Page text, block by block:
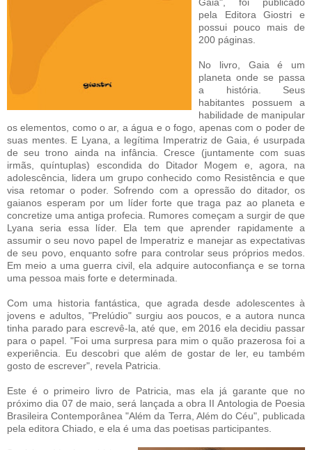
pela Editora Giostri e
possui pouco mais de
200 páginas.
No livro, Gaia é um
planeta onde se passa
a história. Seus
habitantes possuem a
habilidade de manipular
os elementos, como o ar, a água e o fogo, apenas com o poder de
suas mentes. E Lyana, a legítima Imperatriz de Gaia, é usurpada
de seu trono ainda na infância. Cresce (juntamente com suas
irmãs, quíntuplas) escondida do Ditador Mogem e, agora, na
adolescência, lidera um grupo conhecido como Resistência e que
visa retomar o poder. Sofrendo com a opressão do ditador, os
gaianos esperam por um líder forte que traga paz ao planeta e
concretize uma antiga profecia. Rumores começam a surgir de que
Lyana seria essa líder. Ela tem que aprender rapidamente a
assumir o seu novo papel de Imperatriz e manejar as expectativas
de seu povo, enquanto sofre para controlar seus próprios medos.
Em meio a uma guerra civil, ela adquire autoconfiança e se torna
uma pessoa mais forte e determinada.
Com uma historia fantástica, que agrada desde adolescentes à
jovens e adultos, "Prelúdio" surgiu aos poucos, e a autora nunca
tinha parado para escrevê-la, até que, em 2016 ela decidiu passar
para o papel. "Foi uma surpresa para mim o quão prazerosa foi a
experiência. Eu descobri que além de gostar de ler, eu também
gosto de escrever", revela Patricia.
Este é o primeiro livro de Patricia, mas ela já garante que no
próximo dia 07 de maio, será lançada a obra II Antologia de Poesia
Brasileira Contemporânea "Além da Terra, Além do Céu", publicada
pela editora Chiado, e ela é uma das poetisas participantes.